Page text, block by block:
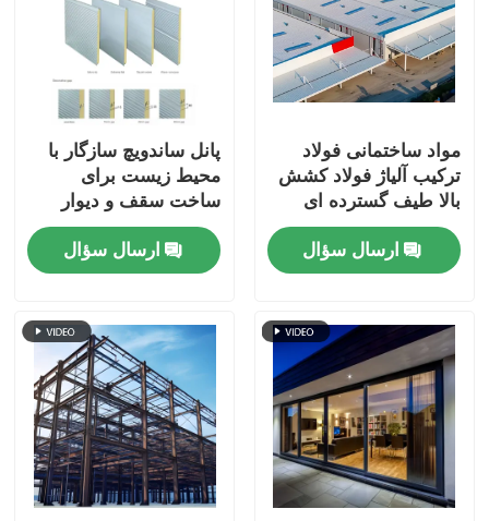
مواد ساختمانی فولاد
ترکیب آلیاژ فولاد کشش
بالا طیف گسترده ای
ارسال سؤال
پانل ساندویچ سازگار با
محیط زیست برای
ساخت سقف و دیوار
ارسال سؤال